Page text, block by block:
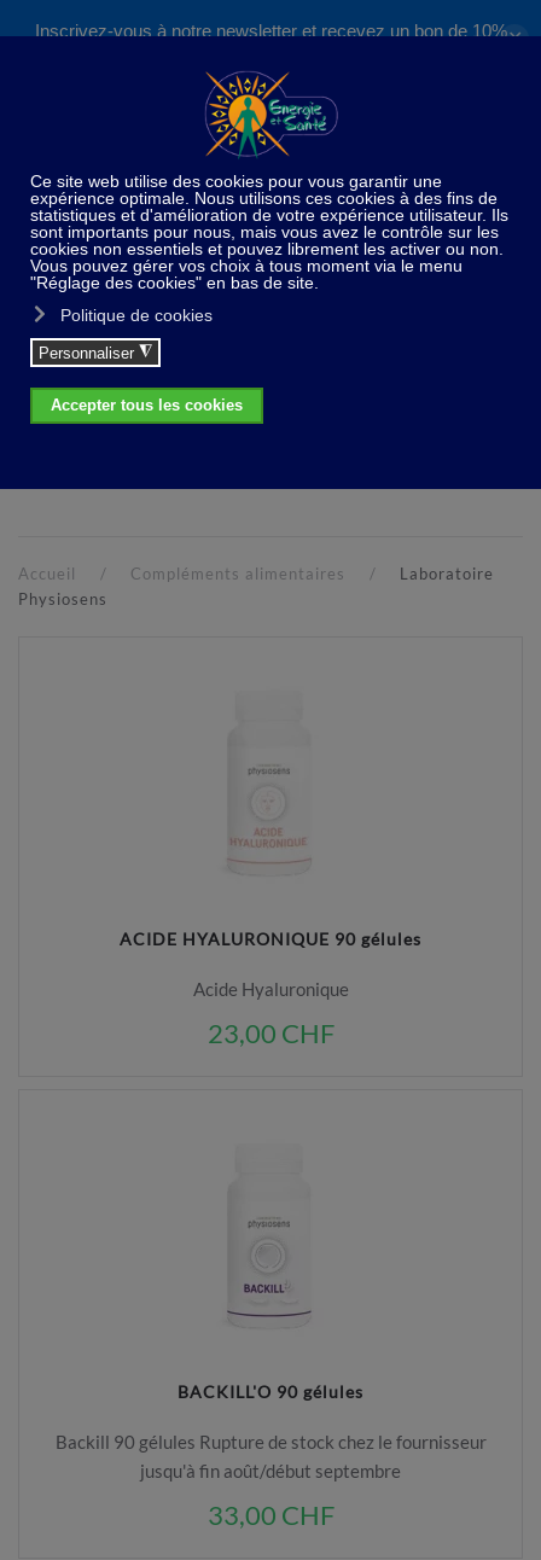
Inscrivez-vous à notre newsletter et recevez un bon de 10%
S'inscrire
✕
info
Désolé, mais le produit demandé n'a pas été trouvé
Accueil Compléments alimentaires
Laboratoire
Physiosens
ACIDE HYALURONIQUE 90 gélules
Acide Hyaluronique
23,00 CHF
BACKILL'O 90 gélules
Backill 90 gélules Rupture de stock chez le fournisseur
jusqu'à fin août/début septembre
33,00 CHF